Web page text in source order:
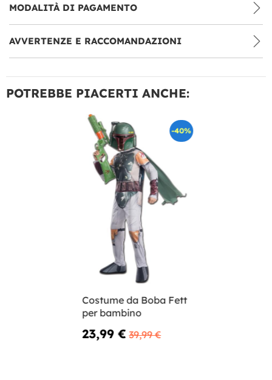
MODALITÀ DI PAGAMENTO
AVVERTENZE E RACCOMANDAZIONI
POTREBBE PIACERTI ANCHE:
-40%
Costume da Boba Fett
per bambino
23,99 € 39,99 €